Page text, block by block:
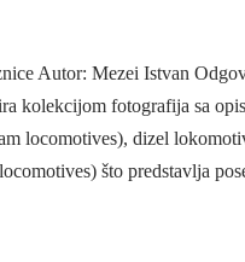
Autor: Mezei Istvan
kolekcijom fotografija sa
locomotives), dizel
što predstavlja